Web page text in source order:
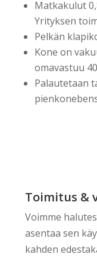
Matkakulut
Yrityksen
Pelkän
Kone on
omavastuu
Palautetaan
Toimitus &
Voimme
asentaa sen
kahden